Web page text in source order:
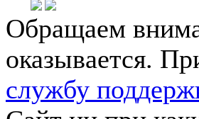
Обращаем
оказывается.
службу